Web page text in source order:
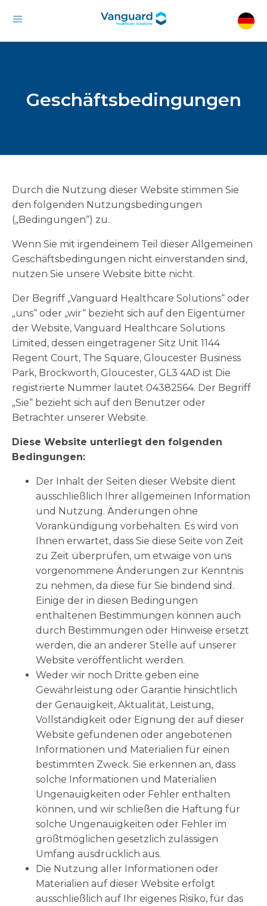
Geschäftsbedingungen
Durch die Nutzung dieser Website stimmen Sie
den folgenden Nutzungsbedingungen
(„Bedingungen“) zu.
Wenn Sie mit irgendeinem Teil dieser Allgemeinen
Geschäftsbedingungen nicht einverstanden sind,
nutzen Sie unsere Website bitte nicht.
Der Begriff „Vanguard Healthcare Solutions“ oder
„uns“ oder „wir“ bezieht sich auf den Eigentümer
der Website, Vanguard Healthcare Solutions
Limited, dessen eingetragener Sitz Unit 1144
Regent Court, The Square, Gloucester Business
Park, Brockworth, Gloucester, GL3 4AD ist Die
registrierte Nummer lautet 04382564. Der Begriff
„Sie“ bezieht sich auf den Benutzer oder
Betrachter unserer Website.
Diese Website unterliegt den folgenden
Bedingungen:
Der Inhalt der Seiten dieser Website dient
ausschließlich Ihrer allgemeinen Information
und Nutzung. Änderungen ohne
Vorankündigung vorbehalten. Es wird von
Ihnen erwartet, dass Sie diese Seite von Zeit
zu Zeit überprüfen, um etwaige von uns
vorgenommene Änderungen zur Kenntnis
zu nehmen, da diese für Sie bindend sind.
Einige der in diesen Bedingungen
enthaltenen Bestimmungen können auch
durch Bestimmungen oder Hinweise ersetzt
werden, die an anderer Stelle auf unserer
Website veröffentlicht werden.
Weder wir noch Dritte geben eine
Gewährleistung oder Garantie hinsichtlich
der Genauigkeit, Aktualität, Leistung,
Vollständigkeit oder Eignung der auf dieser
Website gefundenen oder angebotenen
Informationen und Materialien für einen
bestimmten Zweck. Sie erkennen an, dass
solche Informationen und Materialien
Ungenauigkeiten oder Fehler enthalten
können, und wir schließen die Haftung für
solche Ungenauigkeiten oder Fehler im
größtmöglichen gesetzlich zulässigen
Umfang ausdrücklich aus.
Die Nutzung aller Informationen oder
Materialien auf dieser Website erfolgt
ausschließlich auf Ihr eigenes Risiko, für das